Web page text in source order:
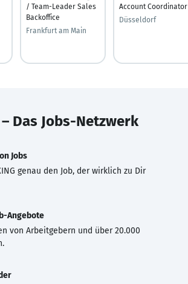
/ Team-Leader Sales
Backoffice
Frankfurt am Main
Account Coordinator
Düsseldorf
– Das Jobs-Netzwerk
Jobs
genau den Job, der wirklich zu Dir
Angebote
von Arbeitgebern und über 20.000